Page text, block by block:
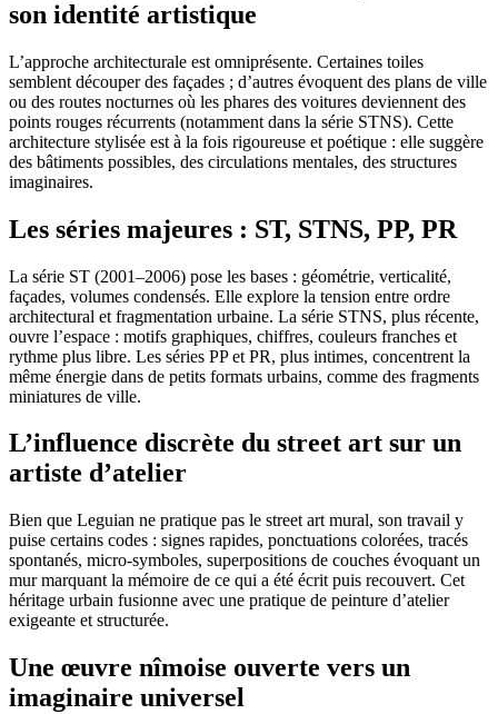
son identité artistique
L’approche architecturale est omniprésente. Certaines toiles
semblent découper des façades ; d’autres évoquent des plans de ville
ou des routes nocturnes où les phares des voitures deviennent des
points rouges récurrents (notamment dans la série STNS). Cette
architecture stylisée est à la fois rigoureuse et poétique : elle suggère
des bâtiments possibles, des circulations mentales, des structures
imaginaires.
Les séries majeures : ST, STNS, PP, PR
La série ST (2001–2006) pose les bases : géométrie, verticalité,
façades, volumes condensés. Elle explore la tension entre ordre
architectural et fragmentation urbaine. La série STNS, plus récente,
ouvre l’espace : motifs graphiques, chiffres, couleurs franches et
rythme plus libre. Les séries PP et PR, plus intimes, concentrent la
même énergie dans de petits formats urbains, comme des fragments
miniatures de ville.
L’influence discrète du street art sur un
artiste d’atelier
Bien que Leguian ne pratique pas le street art mural, son travail y
puise certains codes : signes rapides, ponctuations colorées, tracés
spontanés, micro-symboles, superpositions de couches évoquant un
mur marquant la mémoire de ce qui a été écrit puis recouvert. Cet
héritage urbain fusionne avec une pratique de peinture d’atelier
exigeante et structurée.
Une œuvre nîmoise ouverte vers un
imaginaire universel